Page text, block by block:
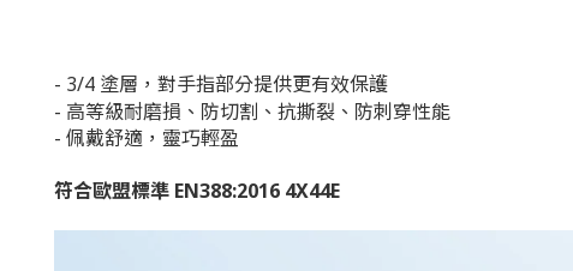
- 3/4 塗層，對手指部分提供更有效保護
- 高等級耐磨損、防切割、抗撕裂、防刺穿性能
- 佩戴舒適，靈巧輕盈
符合歐盟標準 EN388:2016 4X44E